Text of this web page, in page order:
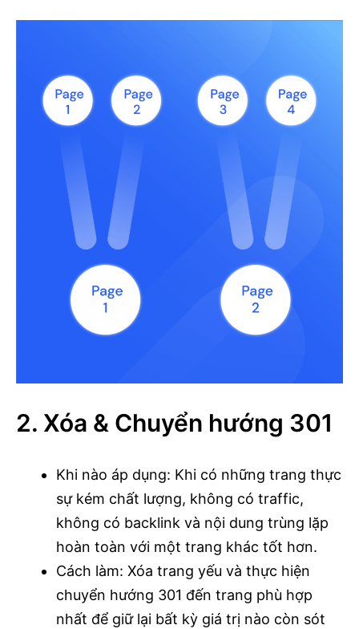
2. Xóa & Chuyển hướng 301
Khi nào áp dụng: Khi có những trang thực
sự kém chất lượng, không có traffic,
không có backlink và nội dung trùng lặp
hoàn toàn với một trang khác tốt hơn.
Cách làm: Xóa trang yếu và thực hiện
chuyển hướng 301 đến trang phù hợp
nhất để giữ lại bất kỳ giá trị nào còn sót